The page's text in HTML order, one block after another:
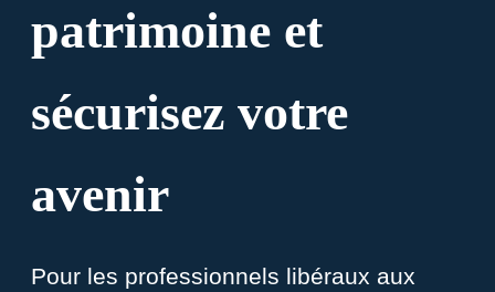
patrimoine et
sécurisez votre
avenir
Pour les professionnels libéraux aux